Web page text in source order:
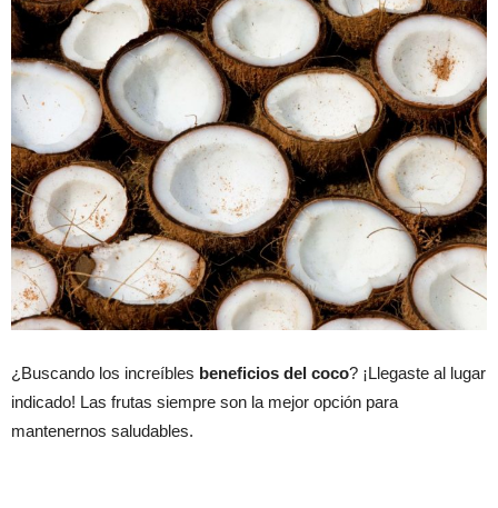
¿Buscando los increíbles beneficios del coco? ¡Llegaste al lugar
indicado! Las frutas siempre son la mejor opción para
mantenernos saludables.